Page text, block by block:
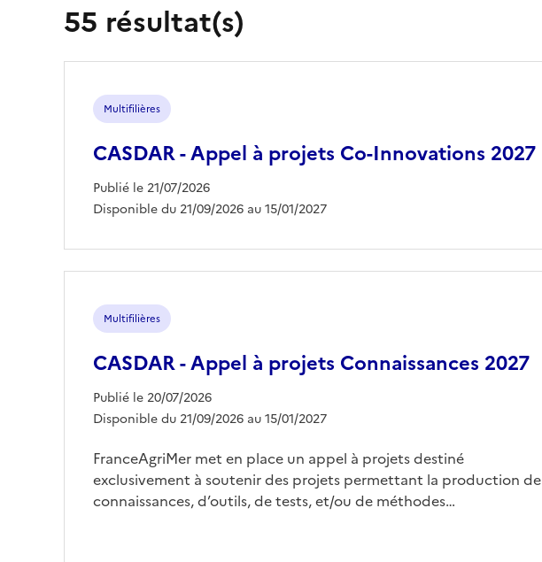
55 résultat(s)
Multifilières
CASDAR - Appel à projets Co-Innovations 2027
Publié le 21/07/2026
Disponible du 21/09/2026 au 15/01/2027
Multifilières
CASDAR - Appel à projets Connaissances 2027
Publié le 20/07/2026
Disponible du 21/09/2026 au 15/01/2027
FranceAgriMer met en place un appel à projets destiné
exclusivement à soutenir des projets permettant la production de
connaissances, d’outils, de tests, et/ou de méthodes…